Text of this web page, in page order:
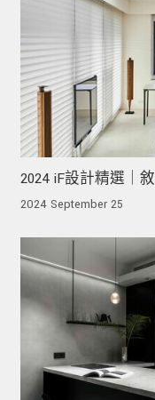
2024 iF設計精選｜
2024 September 25